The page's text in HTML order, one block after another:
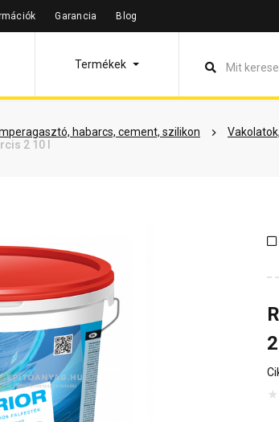
Garancia Blog
Termékek
habarcs, cement, szilikon
2 10 l
Részletes leírás Termékinformáció Színek